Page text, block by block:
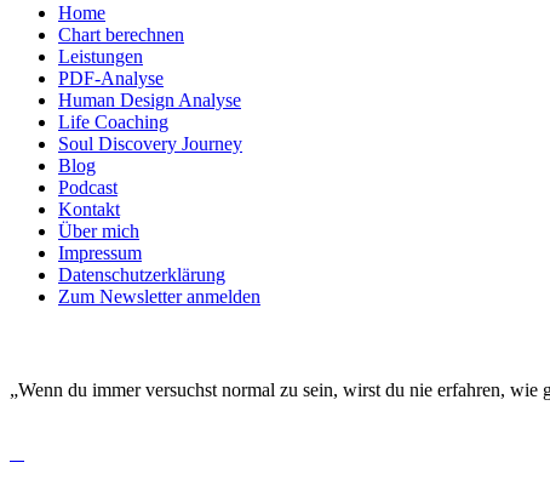
Home
Chart berechnen
Leistungen
PDF-Analyse
Human Design Analyse
Life Coaching
Soul Discovery Journey
Blog
Podcast
Kontakt
Über mich
Impressum
Datenschutzerklärung
Zum Newsletter anmelden
„Wenn du immer versuchst normal zu sein, wirst du nie erfahren, wie